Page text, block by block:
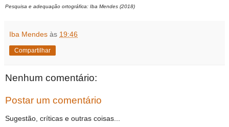
Pesquisa e adequação ortográfica: Iba Mendes (2018)
Iba Mendes às 19:46
Compartilhar
Nenhum comentário:
Postar um comentário
Sugestão, críticas e outras coisas...